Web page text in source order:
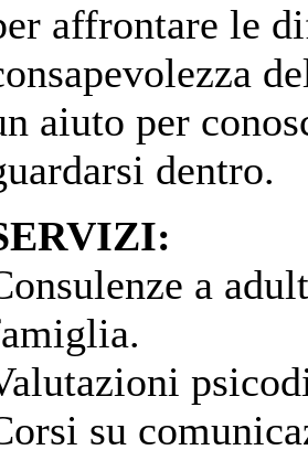
affrontare le
aiuto per
dentro.
a
su